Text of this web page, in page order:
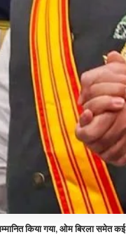
किया गया, ओम बिरला समेत